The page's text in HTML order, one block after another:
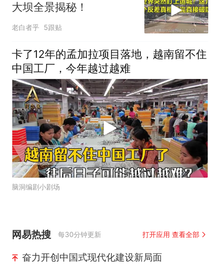
大坝全景揭秘！
老白者乎 5跟贴
卡了12年的孟加拉项目落地，越南留不住
中国工厂，今年越过越难
脑洞编剧小剧场
网易热搜 每30分钟更新 打开应用 查看全部
奋力开创中国式现代化建设新局面